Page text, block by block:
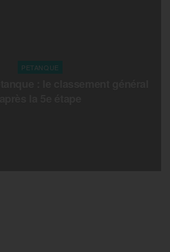
PETANQUE